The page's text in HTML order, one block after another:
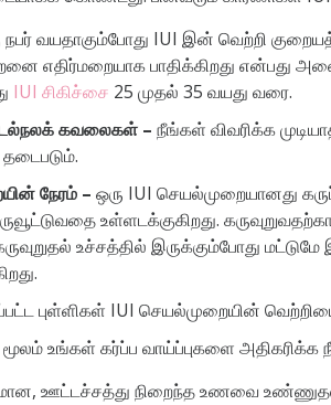
நபர் வயதாகும்போது IUI இன் வெற்றி
எதிர்மறையாக பாதிக்கிறது என்பது
IUI சிகிச்சை 25 முதல் 35 வயது வரை.
கவலைகள் – நீங்கள் விவரிக்க
நேரம் – ஒரு IUI செயல்முறையானது
உள்ளடக்குகிறது.
உச்சத்தில் இருக்கும்போது
புள்ளிகள் IUI செயல்முறையின்
உங்கள் கர்ப்ப வாய்ப்புகளை
ஊட்டச்சத்து நிறைந்த உணவை